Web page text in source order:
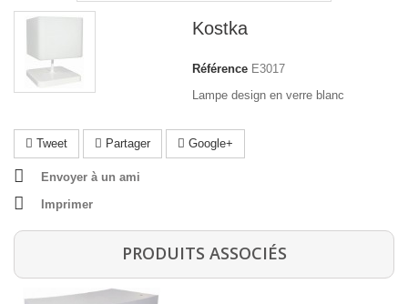
Kostka
Référence E3017
Lampe design en verre blanc
Tweet Partager Google+
Envoyer à un ami
Imprimer
PRODUITS ASSOCIÉS